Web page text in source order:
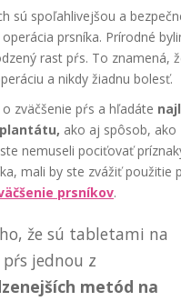
sú spoľahlivejšou a
prsníka. Prírodné
rast pŕs. To znamená,
a nikdy žiadnu bolesť.
zväčšenie pŕs a hľadáte
ako aj spôsob, ako
nemuseli pociťovať
mali by ste zvážiť použitie
prsníkov.
že sú tabletami na
pŕs jednou z
metód na